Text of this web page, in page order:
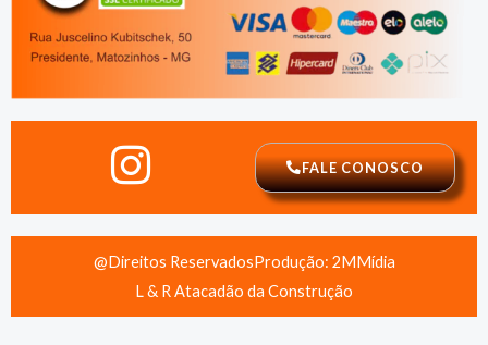
FALE CONOSCO
@Direitos ReservadosProdução: 2MMídia
L & R Atacadão da Construção